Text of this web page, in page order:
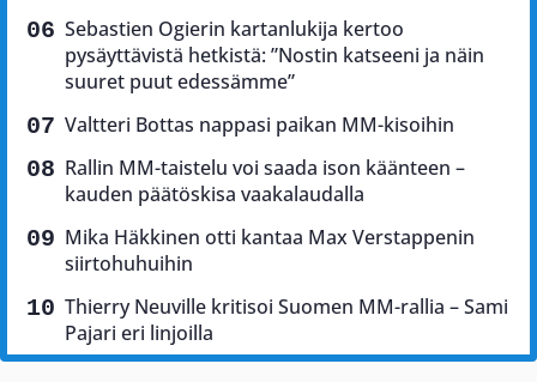
Sebastien Ogierin kartanlukija kertoo
pysäyttävistä hetkistä: ”Nostin katseeni ja näin
suuret puut edessämme”
Valtteri Bottas nappasi paikan MM-kisoihin
Rallin MM-taistelu voi saada ison käänteen –
kauden päätöskisa vaakalaudalla
Mika Häkkinen otti kantaa Max Verstappenin
siirtohuhuihin
Thierry Neuville kritisoi Suomen MM-rallia – Sami
Pajari eri linjoilla